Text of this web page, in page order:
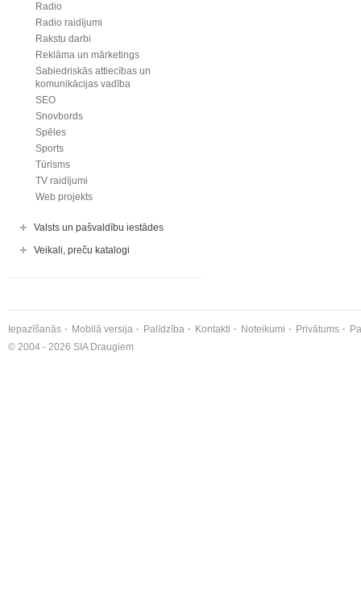
Radio
Radio raidījumi
Rakstu darbi
Reklāma un mārketings
Sabiedriskās attiecības un
komunikācijas vadība
SEO
Snovbords
Spēles
Sports
Tūrisms
TV raidījumi
Web projekts
Valsts un pašvaldību iestādes
Veikali, preču katalogi
Iepazīšanās Mobilā versija Palīdzība Kontakti Noteikumi Privātums
© 2004 - 2026 SIA Draugiem